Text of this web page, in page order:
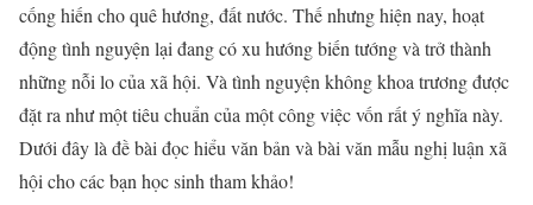
cống hiến cho quê hương, đất nước. Thế nhưng hiện nay, hoạt
động tình nguyện lại đang có xu hướng biến tướng và trở thành
những nỗi lo của xã hội. Và tình nguyện không khoa trương được
đặt ra như một tiêu chuẩn của một công việc vốn rất ý nghĩa này.
Dưới đây là đề bài đọc hiểu văn bản và bài văn mẫu nghị luận xã
hội cho các bạn học sinh tham khảo!